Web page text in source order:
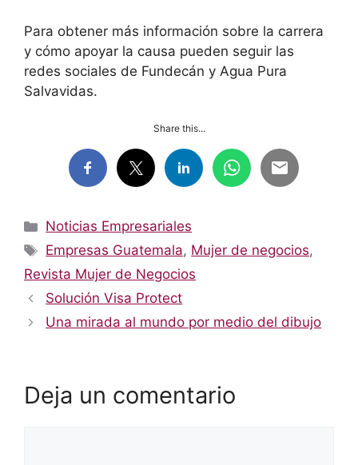
Para obtener más información sobre la carrera
y cómo apoyar la causa pueden seguir las
redes sociales de Fundecán y Agua Pura
Salvavidas.
Share this...
Categorías
Noticias Empresariales
Etiquetas
Empresas Guatemala, Mujer de negocios,
Revista Mujer de Negocios
Solución Visa Protect
Una mirada al mundo por medio del dibujo
Deja un comentario